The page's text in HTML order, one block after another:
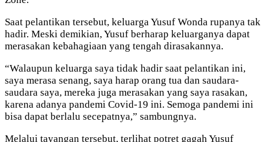
Saat pelantikan tersebut, keluarga Yusuf Wonda rupanya tak
hadir. Meski demikian, Yusuf berharap keluarganya dapat
merasakan kebahagiaan yang tengah dirasakannya.
“Walaupun keluarga saya tidak hadir saat pelantikan ini,
saya merasa senang, saya harap orang tua dan saudara-
saudara saya, mereka juga merasakan yang saya rasakan,
karena adanya pandemi Covid-19 ini. Semoga pandemi ini
bisa dapat berlalu secepatnya,” sambungnya.
Melalui tayangan tersebut, terlihat potret gagah Yusuf